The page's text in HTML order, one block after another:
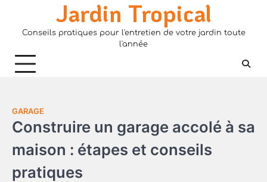
content
Jardin Tropical
Conseils pratiques pour l'entretien de votre jardin toute
l'année
GARAGE
Construire un garage accolé à sa
maison : étapes et conseils
pratiques